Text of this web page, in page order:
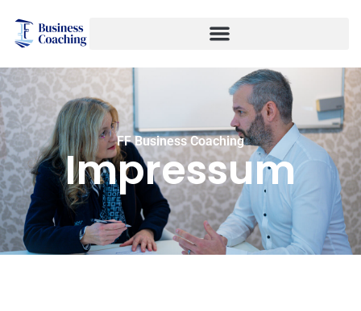
FF Business Coaching
Impressum